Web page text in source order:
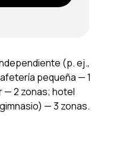
(p. ej.,
pequeña — 1
— 2 zonas; hotel
— 3 zonas.